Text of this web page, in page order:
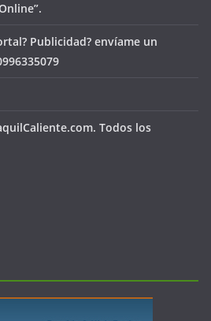
Publicidad? envíame un
Todos los